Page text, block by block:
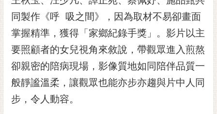
權
及
安
全
政
策
網
站
資
同製作《呼 吸之間》，因為取材不易卻畫面
掌握精準，獲得「家鄉紀錄手獎」。影片以主
要照顧者的女兒視角來敘說，帶觀眾進入煎熬
卻親密的陪病現場，影像質地如同陪伴品質一
般靜謐溫柔，讓觀眾也能亦步亦趨與片中人同
步，令人動容。